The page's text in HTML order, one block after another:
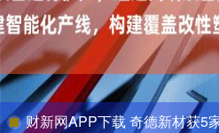
财新网APP下载 奇德新材获5家机构调研：公司计划对泰国生产基地项目进行扩产，通过高端设备购置及配套工艺